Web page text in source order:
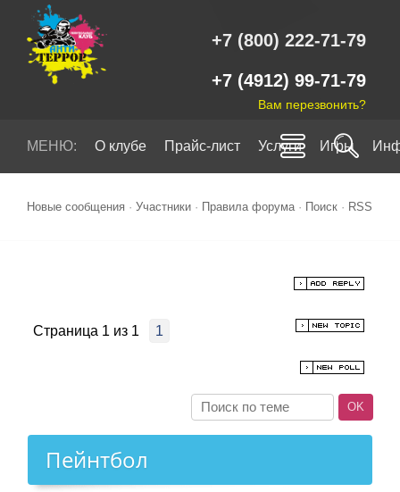
+7 (800) 222-71-79
+7 (4912) 99-71-79
Вам перезвонить?
МЕНЮ: О клубе Прайс-лист Услуги Игры
Новые сообщения · Участники · Правила форума· Поиск · RSS
Страница 1 из 1 1
Пейнтбол